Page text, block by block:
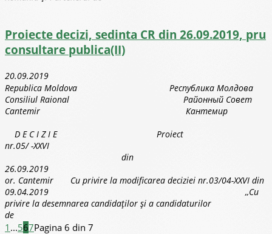
Proiecte decizi, sedinta CR din 26.09.2019, pru
consultare publica(II)
20.09.2019
Republica Moldova Республика Молдова
Consiliul Raional Районный Совет
Cantemir Кантемир
D E C I Z I E Proiect
nr.05/ -XXVI
din
26.09.2019
or. Cantemir Cu privire la modificarea deciziei nr.03/04-XXVI din
09.04.2019 ,,Cu
privire la desemnarea candidaţilor şi a candidaturilor
de
1 ...567Pagina 6 din 7